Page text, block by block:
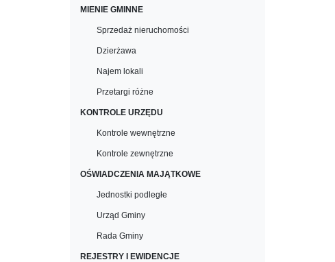
MIENIE GMINNE
Sprzedaż nieruchomości
Dzierżawa
Najem lokali
Przetargi różne
KONTROLE URZĘDU
Kontrole wewnętrzne
Kontrole zewnętrzne
OŚWIADCZENIA MAJĄTKOWE
Jednostki podległe
Urząd Gminy
Rada Gminy
REJESTRY I EWIDENCJE